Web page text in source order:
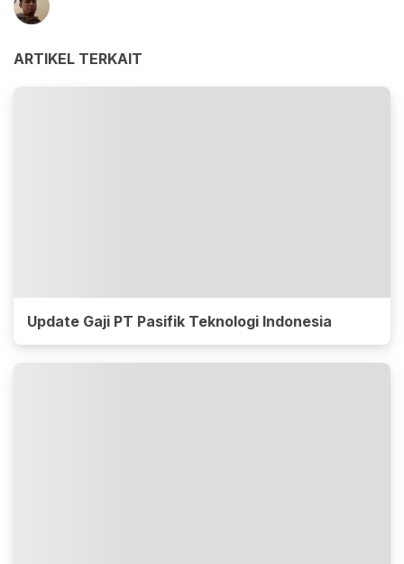
ARTIKEL TERKAIT
Update Gaji PT Pasifik Teknologi Indonesia